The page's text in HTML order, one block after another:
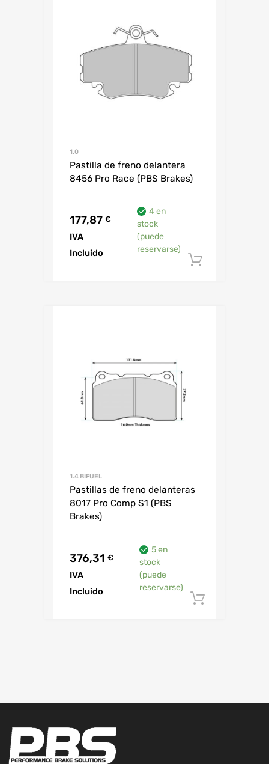
1.0
Pastilla de freno delantera
8456 Pro Race (PBS Brakes)
177,87 €
IVA
Incluido
4 en
stock
(puede
reservarse)
1.4 BIFUEL
Pastillas de freno delanteras
8017 Pro Comp S1 (PBS
Brakes)
376,31 €
IVA
Incluido
5 en
stock
(puede
reservarse)